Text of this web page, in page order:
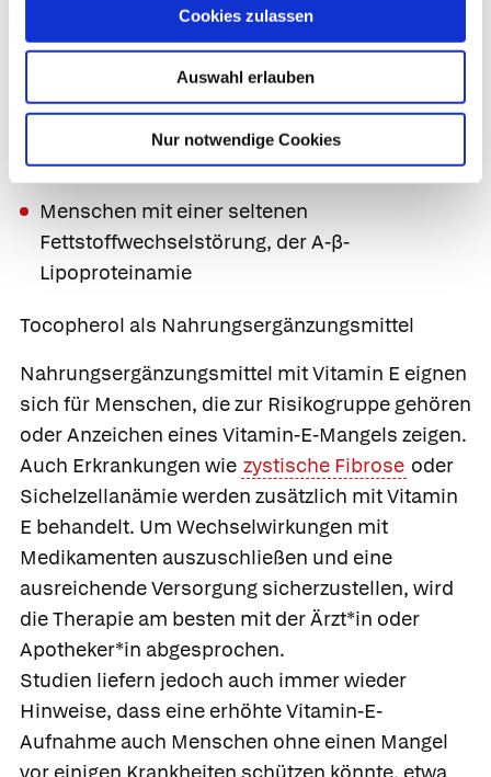
Cookies zulassen
Auswahl erlauben
Nur notwendige Cookies
sind deshalb häufig von einem Mangel
betroffen.
Neugeborene nehmen Vitamin E nur schlecht
auf und haben bei der Geburt nur kleine
Menschen mit einer seltenen
Fettstoffwechselstörung, der A-β-
Lipoproteinamie
Tocopherol als Nahrungsergänzungsmittel
Nahrungsergänzungsmittel mit Vitamin E eignen
sich für Menschen, die zur Risikogruppe gehören
oder Anzeichen eines Vitamin-E-Mangels zeigen.
Auch Erkrankungen wie zystische Fibrose oder
Sichelzellanämie werden zusätzlich mit Vitamin
E behandelt. Um Wechselwirkungen mit
Medikamenten auszuschließen und eine
ausreichende Versorgung sicherzustellen, wird
die Therapie am besten mit der Ärzt*in oder
Apotheker*in abgesprochen.
Studien liefern jedoch auch immer wieder
Hinweise, dass eine erhöhte Vitamin-E-
Aufnahme auch Menschen ohne einen Mangel
vor einigen Krankheiten schützen könnte, etwa